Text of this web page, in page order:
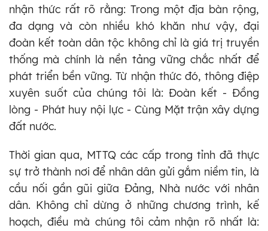
nhận thức rất rõ rằng: Trong một địa bàn rộng,
đa dạng và còn nhiều khó khăn như vậy, đại
đoàn kết toàn dân tộc không chỉ là giá trị truyền
thống mà chính là nền tảng vững chắc nhất để
phát triển bền vững. Từ nhận thức đó, thông điệp
xuyên suốt của chúng tôi là: Đoàn kết - Đồng
lòng - Phát huy nội lực - Cùng Mặt trận xây dựng
đất nước.
Thời gian qua, MTTQ các cấp trong tỉnh đã thực
sự trở thành nơi để nhân dân gửi gắm niềm tin, là
cầu nối gần gũi giữa Đảng, Nhà nước với nhân
dân. Không chỉ dừng ở những chương trình, kế
hoạch, điều mà chúng tôi cảm nhận rõ nhất là: